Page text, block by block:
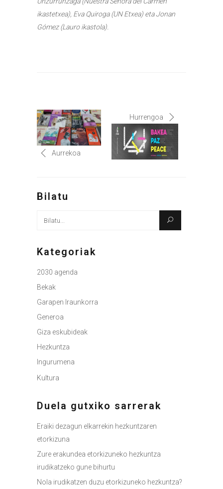
ikastetxea), Eva Quiroga (UN Etxea) eta Jonan
Gómez (Lauro ikastola).
Aurrekoa
Hurrengoa
Bilatu
Bilatu
Kategoriak
2030 agenda
Bekak
Garapen Iraunkorra
Generoa
Giza eskubideak
Hezkuntza
Ingurumena
Kultura
Duela gutxiko sarrerak
Eraiki dezagun elkarrekin hezkuntzaren
etorkizuna
Zure erakundea etorkizuneko hezkuntza
irudikatzeko gune bihurtu
Nola irudikatzen duzu etorkizuneko hezkuntza?